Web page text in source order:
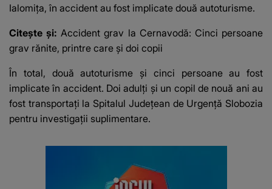
Ialomiţa, în accident au fost implicate două autoturisme.
Citește și:Accident grav la Cernavodă: Cinci persoane
grav rănite, printre care și doi copii
În total, două autoturisme și cinci persoane au fost
implicate în accident. Doi adulți și un copil de nouă ani au
fost transportați la Spitalul Judeţean de Urgenţă Slobozia
pentru investigaţii suplimentare.